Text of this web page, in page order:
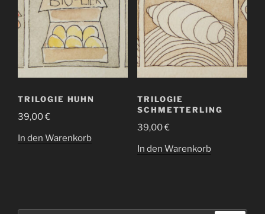
TRILOGIE HUHN
39,00€
In den Warenkorb
TRILOGIE
SCHMETTERLING
39,00€
In den Warenkorb